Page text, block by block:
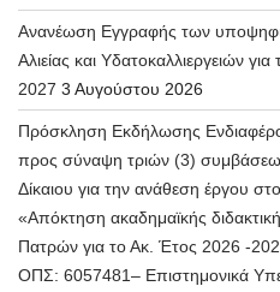
Ανανέωση Εγγραφής των
Αλιείας και Υδατοκαλλιεργειών
2027 3 Αυγούστου 2026
Πρόσκληση Εκδήλωσης
προς σύναψη τριών (3)
Δίκαιου για την ανάθεση έργου
«Απόκτηση ακαδημαϊκής
Πατρών για το Ακ. Έτος 2026 -
ΟΠΣ: 6057481– Επιστημονικά